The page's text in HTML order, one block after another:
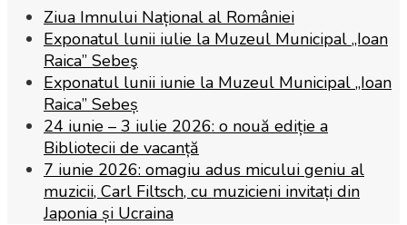
Ziua Imnului Național al României
Exponatul lunii iulie la Muzeul Municipal „Ioan
Raica” Sebeş
Exponatul lunii iunie la Muzeul Municipal „Ioan
Raica” Sebeș
24 iunie – 3 iulie 2026: o nouă ediție a
Bibliotecii de vacanță
7 iunie 2026: omagiu adus micului geniu al
muzicii, Carl Filtsch, cu muzicieni invitați din
Japonia și Ucraina